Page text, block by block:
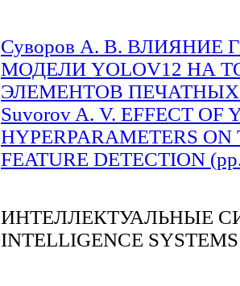
Суворов А. В.
МОДЕЛИ YOLOV12 НА
ЭЛЕМЕНТОВ ПЕЧАТНЫХ
Suvorov A. V. EFFECT OF
HYPERPARAMETERS
FEATURE DETECTION
ИНТЕЛЛЕКТУАЛЬНЫЕ
INTELLIGENCE SYSTEMS